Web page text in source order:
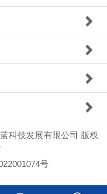
科技发展有限公司 版权
号